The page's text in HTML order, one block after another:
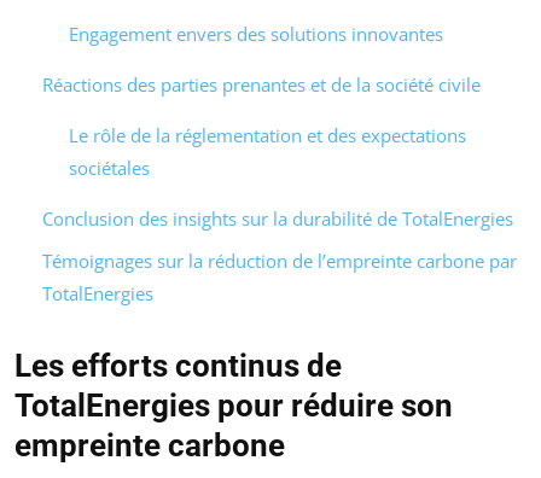
Engagement envers des solutions innovantes
Réactions des parties prenantes et de la société civile
Le rôle de la réglementation et des expectations
sociétales
Conclusion des insights sur la durabilité de TotalEnergies
Témoignages sur la réduction de l’empreinte carbone par
TotalEnergies
Les efforts continus de
TotalEnergies pour réduire son
empreinte carbone